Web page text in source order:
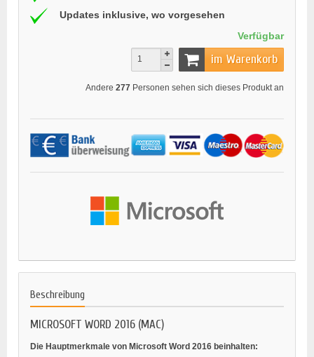
Updates inklusive, wo vorgesehen
Verfügbar
im Warenkorb
Andere 277 Personen sehen sich dieses Produkt an
Beschreibung
MICROSOFT WORD 2016 (MAC)
Die Hauptmerkmale von Microsoft Word 2016 beinhalten: